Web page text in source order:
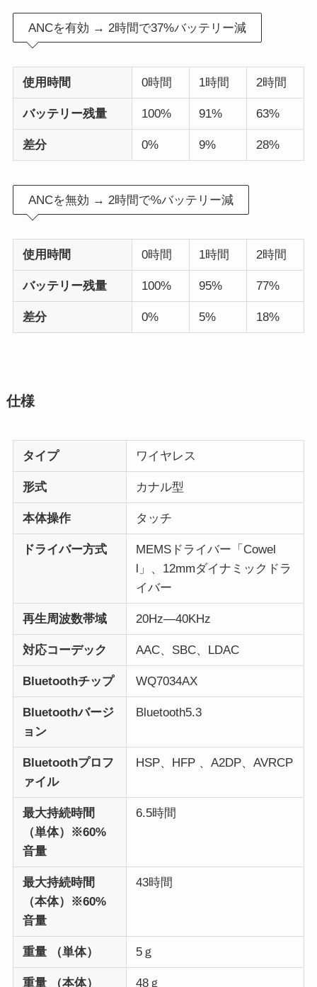
ANCを有効 → 2時間で37%バッテリー減
使用時間 0時間 1時間 2時間
バッテリー残量 100% 91% 63%
差分 0% 9% 28%
ANCを無効 → 2時間で%バッテリー減
使用時間 0時間 1時間 2時間
バッテリー残量 100% 95% 77%
差分 0% 5% 18%
仕様
タイプ ワイヤレス
形式 カナル型
本体操作 タッチ
ドライバー方式
MEMSドライバー「Cowel
l」、12mmダイナミックドラ
イバー
再生周波数帯域 20Hz—40KHz
対応コーデック AAC、SBC、LDAC
Bluetoothチップ WQ7034AX
Bluetoothバージ
ョン
Bluetooth5.3
Bluetoothプロフ
ァイル
HSP、HFP 、A2DP、AVRCP
最大持続時間
（単体）※60%
音量
6.5時間
最大持続時間
（本体）※60%
音量
43時間
重量 （単体） 5ｇ
重量 （本体） 48ｇ